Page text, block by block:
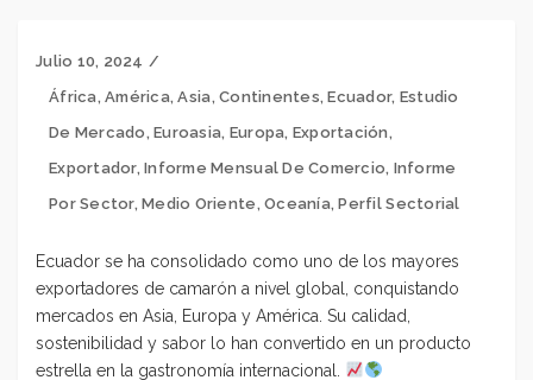
Julio 10, 2024
África,América,Asia,Continentes,Ecuador, Estudio
De Mercado ,Euroasia, Europa, Exportación ,
Exportador,Informe Mensual De Comercio, Informe
Por Sector,Medio Oriente ,Oceanía,Perfil Sectorial
Ecuador se ha consolidado como uno de los mayores
exportadores de camarón a nivel global,
conquistando
mercados en Asia, Europa y América. Su calidad,
sostenibilidad y sabor lo han convertido en un producto
estrella en la gastronomía internacional.